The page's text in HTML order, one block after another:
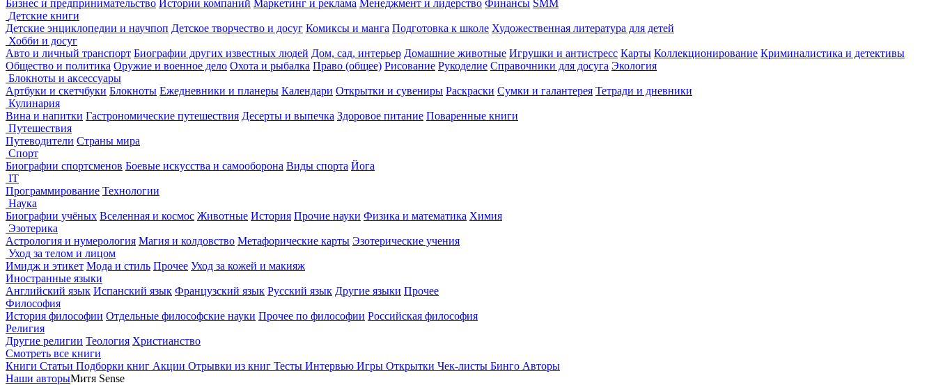
Бизнес и предпринимательство Истории компаний Маркетинг и реклама Менеджмент и лидерство Финансы SMM
Детские книги
Детские энциклопедии и научпоп Детское творчество и досуг Комиксы и манга Подготовка к школе Художественная литература для детей
Хобби и досуг
Авто и личный транспорт Биографии других известных людей Дом, сад, интерьер Домашние животные Игрушки и антистресс Карты Коллекционирование Криминалистика и детективы
Общество и политика Оружие и военное дело Охота и рыбалка Право (общее) Рисование Рукоделие Справочники для досуга Экология
Блокноты и аксессуары
Артбуки и скетчбуки Блокноты Ежедневники и планеры Календари Открытки и сувениры Раскраски Сумки и галантерея Тетради и дневники
Кулинария
Вина и напитки Гастрономические путешествия Десерты и выпечка Здоровое питание Поваренные книги
Путешествия
Путеводители Страны мира
Спорт
Биографии спортсменов Боевые искусства и самооборона Виды спорта Йога
IT
Программирование Технологии
Наука
Биографии учёных Вселенная и космос Животные История Прочие науки Физика и математика Химия
Эзотерика
Астрология и нумерология Магия и колдовство Метафорические карты Эзотерические учения
Уход за телом и лицом
Имидж и этикет Мода и стиль Прочее Уход за кожей и макияж
Иностранные языки
Английский язык Испанский язык Французский язык Русский язык Другие языки Прочее
Философия
История философии Отдельные философские науки Прочее по философии Российская философия
Религия
Другие религии Теология Христианство
Смотреть все книги
Книги Статьи Подборки книг Акции Отрывки из книг Тесты Интервью Игры Открытки Чек-листы Бинго Авторы
Наши авторыМитя Sense